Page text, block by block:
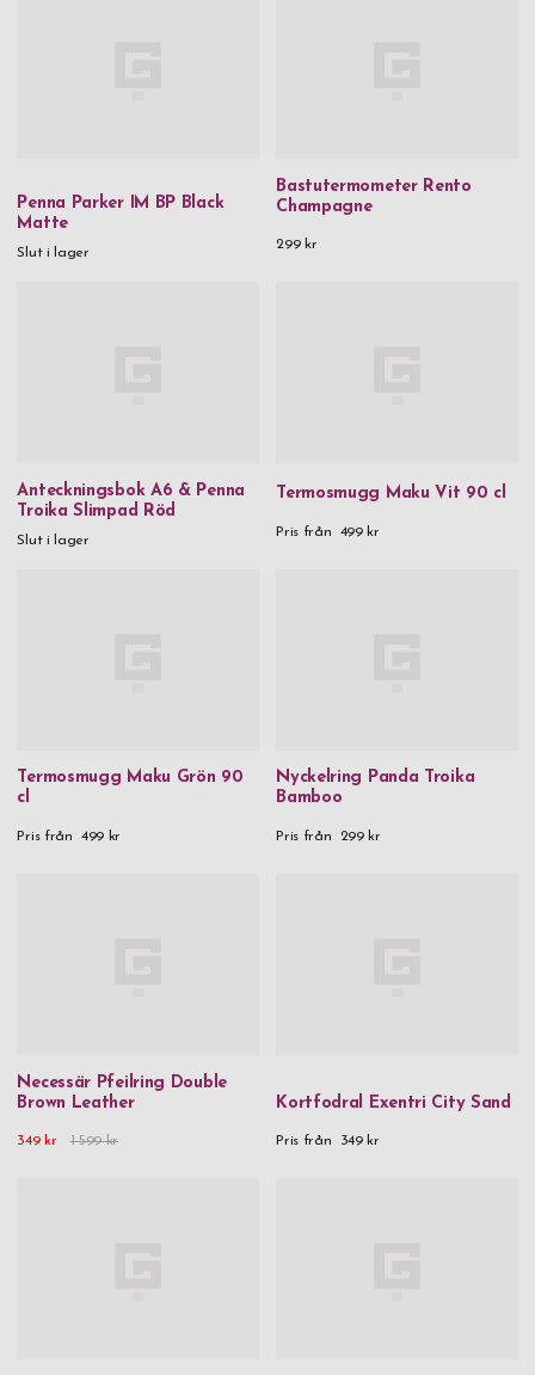
Penna Parker IM BP Black
Matte
Slut i lager
Bastutermometer Rento
Champagne
299 kr
Anteckningsbok A6 & Penna
Troika Slimpad Röd
Slut i lager
Termosmugg Maku Vit 90 cl
Pris från 499 kr
Termosmugg Maku Grön 90
cl
Pris från 499 kr
Nyckelring Panda Troika
Bamboo
Pris från 299 kr
Necessär Pfeilring Double
Brown Leather
349 kr 1 599 kr
Kortfodral Exentri City Sand
Pris från 349 kr